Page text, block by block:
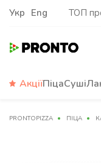
Укр Eng ТОП
АкціїПіцаСуші
PRONTOPIZZA ПІЦА